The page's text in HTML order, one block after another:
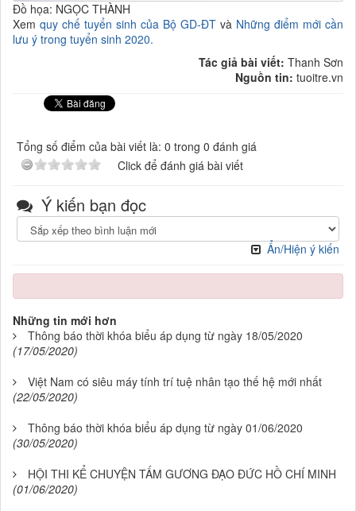
Đồ họa: NGỌC THÀNH
Xem quy chế tuyển sinh của Bộ GD-ĐT và Những điểm mới cần
lưu ý trong tuyển sinh 2020.
Tác giả bài viết: Thanh Sơn
Nguồn tin: tuoitre.vn
Tổng số điểm của bài viết là: 0 trong 0 đánh giá
Click để đánh giá bài viết
Ý kiến bạn đọc
Ẩn/Hiện ý kiến
Những tin mới hơn
Thông báo thời khóa biểu áp dụng từ ngày 18/05/2020
(17/05/2020)
Việt Nam có siêu máy tính trí tuệ nhân tạo thế hệ mới nhất
(22/05/2020)
Thông báo thời khóa biểu áp dụng từ ngày 01/06/2020
(30/05/2020)
HỘI THI KỂ CHUYỆN TẤM GƯƠNG ĐẠO ĐỨC HỒ CHÍ MINH
(01/06/2020)